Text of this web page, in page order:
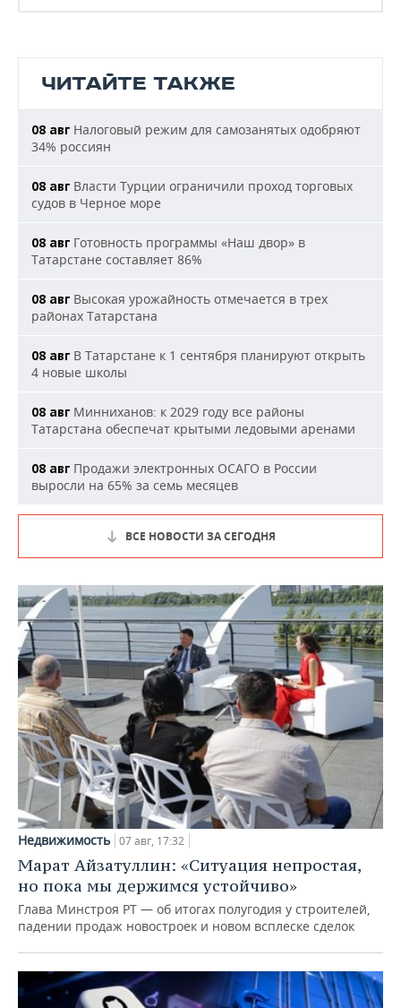
ЧИТАЙТЕ ТАКЖЕ
08 авг Налоговый режим для самозанятых одобряют
34% россиян
08 авг Власти Турции ограничили проход торговых
судов в Черное море
08 авг Готовность программы «Наш двор» в
Татарстане составляет 86%
08 авг Высокая урожайность отмечается в трех
районах Татарстана
08 авг В Татарстане к 1 сентября планируют открыть
4 новые школы
08 авг Минниханов: к 2029 году все районы
Татарстана обеспечат крытыми ледовыми аренами
08 авг Продажи электронных ОСАГО в России
выросли на 65% за семь месяцев
ВСЕ НОВОСТИ ЗА СЕГОДНЯ
Недвижимость 07 авг, 17:32
Марат Айзатуллин: «Ситуация непростая,
но пока мы держимся устойчиво»
Глава Минстроя РТ — об итогах полугодия у строителей,
падении продаж новостроек и новом всплеске сделок